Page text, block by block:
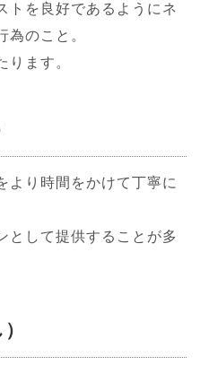
トを良好であるようにネ
為のこと。
ます。
より時間をかけて丁寧に
として提供することが多